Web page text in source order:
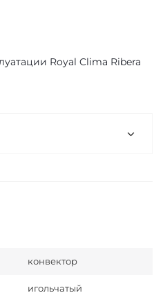
Royal Clima Ribera
конвектор
игольчатый